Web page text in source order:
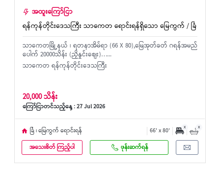
အထူးကြော်ငြာ
ရန်ကုန်တိုင်းဒေသကြီး သာကေတ ရောင်းရန်ရှိသော မြေကွက် / ခြံ
သာကေတမြို့နယ် ၊ ရတနာအိမ်ရာ (66 X 80),မြေအုတ်ခတ် ဂရန်အမည်
ပေါက် 20000သိန်း (ညှိနှုင်းစျေး)…...
သာကေတ ရန်ကုန်တိုင်းဒေသကြီး
20,000 သိန်း
ကြော်ငြာတင်သည့်နေ့ : 27 Jul 2026
ခြံ ၊ မြေကွက် ရောင်းရန် 66' x 80' x x
အသေးစိတ် ကြည့်ပါ ဖုန်းဆက်ရန်